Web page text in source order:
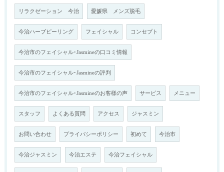
リラクゼーション 今治 愛媛県 メンズ脱毛
今治ハーブピーリング フェイシャル コンセプト
今治市のフェイシャル･Jasmineの口コミ情報
今治市のフェイシャル･Jasmineの評判
今治市のフェイシャル･Jasmineのお客様の声 サービス メニュー
スタッフ よくある質問 アクセス ジャスミン
お問い合わせ プライバシーポリシー 初めて 今治市
今治ジャスミン 今治エステ 今治フェイシャル